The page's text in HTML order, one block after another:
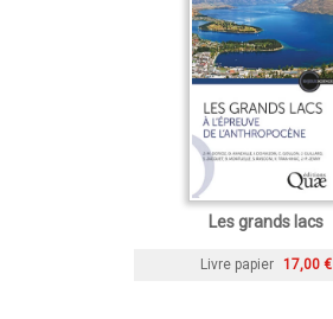
Les grands lacs
Livre papier 17,00 €